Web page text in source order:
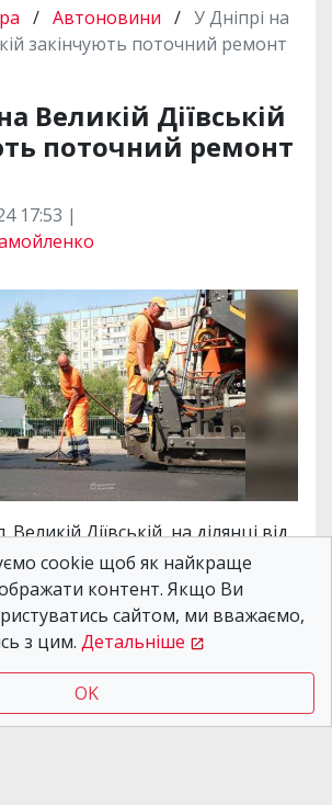
"Біосфери" у Дніпрі
закінчують поточний ремонт
Великій Діївській
поточний ремонт
Діївській, на ділянці від
до вул. Мукачівської,
ремонт дороги. Його
оновлюють зливові
водовідведення. Про
"Дніпро Оперативний".
cookie щоб як найкраще
контент. Якщо Ви
сайтом, ми вважаємо,
з цим. Детальніше
OK